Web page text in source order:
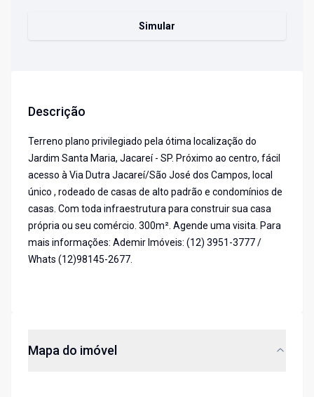
Simular
Descrição
Terreno plano privilegiado pela ótima localização do
Jardim Santa Maria, Jacareí - SP. Próximo ao centro, fácil
acesso à Via Dutra Jacareí/São José dos Campos, local
único , rodeado de casas de alto padrão e condomínios de
casas. Com toda infraestrutura para construir sua casa
própria ou seu comércio. 300m². Agende uma visita. Para
mais informações: Ademir Imóveis: (12) 3951-3777 /
Whats (12)98145-2677.
Mapa do imóvel